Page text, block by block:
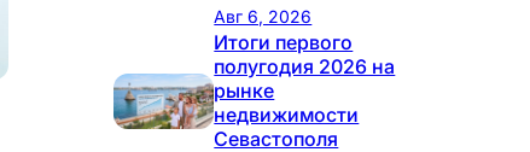
Авг 6, 2026
Итоги первого
полугодия 2026 на
рынке
недвижимости
Севастополя